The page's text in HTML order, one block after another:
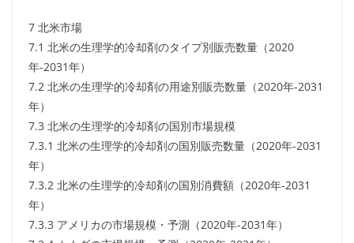
7 北米市場
7.1 北米の生理学的冷却剤のタイプ別販売数量（2020
年-2031年）
7.2 北米の生理学的冷却剤の用途別販売数量（2020年-2031
年）
7.3 北米の生理学的冷却剤の国別市場規模
7.3.1 北米の生理学的冷却剤の国別販売数量（2020年-2031
年）
7.3.2 北米の生理学的冷却剤の国別消費額（2020年-2031
年）
7.3.3 アメリカの市場規模・予測（2020年-2031年）